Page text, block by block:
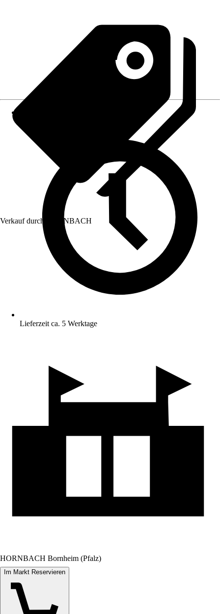
Verkauf durch: HORNBACH
Lieferzeit ca. 5 Werktage
HORNBACH Bornheim (Pfalz)
Im Markt Reservieren